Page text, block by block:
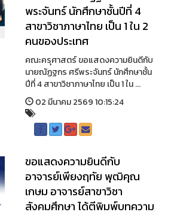
พระจันทร์ นักศึกษาชั้นปีที่ 4
สาขาวิชาภาษาไทย เป็น 1 ใน 2
คนของประเทศ
คณะครุศาสตร์ ขอแสดงความยินดีกับ
นายณัฏฐกร ศรีพระจันทร์ นักศึกษาชั้น
ปีที่ 4 สาขาวิชาภาษาไทย เป็น 1 ใน ...
02 มีนาคม 2569 10:15:24
ขอแสดงความยินดีกับ
อาจารย์เพียงฤทัย พุฒิคุณ
เกษม อาจารย์สาขาวิชา
สังคมศึกษา ได้ตีพิมพ์บทความ